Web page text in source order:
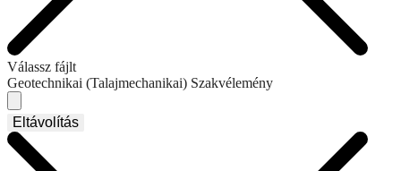
Válassz fájlt
Geotechnikai (Talajmechanikai) Szakvélemény
Eltávolítás